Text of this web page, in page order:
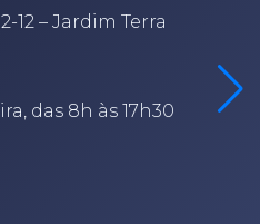
12 – Jardim Terra
das 8h às 17h30